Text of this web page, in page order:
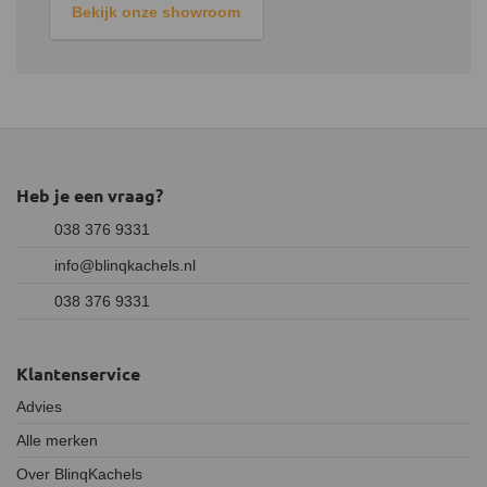
overmatige rookontwikkeling, dat is ongezond. Leg niet meer dan
Bekijk onze showroom
Heb je een vraag?
038 376 9331
info@blinqkachels.nl
038 376 9331
Klantenservice
Advies
Alle merken
Over BlinqKachels